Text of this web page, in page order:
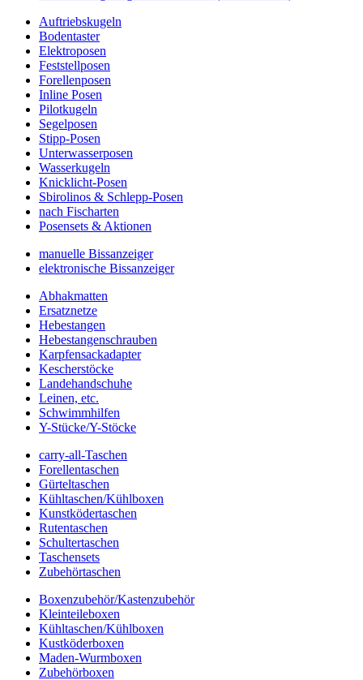
Auftriebskugeln
Bodentaster
Elektroposen
Feststellposen
Forellenposen
Inline Posen
Pilotkugeln
Segelposen
Stipp-Posen
Unterwasserposen
Wasserkugeln
Knicklicht-Posen
Sbirolinos & Schlepp-Posen
nach Fischarten
Posensets & Aktionen
manuelle Bissanzeiger
elektronische Bissanzeiger
Abhakmatten
Ersatznetze
Hebestangen
Hebestangenschrauben
Karpfensackadapter
Kescherstöcke
Landehandschuhe
Leinen, etc.
Schwimmhilfen
Y-Stücke/Y-Stöcke
carry-all-Taschen
Forellentaschen
Gürteltaschen
Kühltaschen/Kühlboxen
Kunstködertaschen
Rutentaschen
Schultertaschen
Taschensets
Zubehörtaschen
Boxenzubehör/Kastenzubehör
Kleinteileboxen
Kühltaschen/Kühlboxen
Kustköderboxen
Maden-Wurmboxen
Zubehörboxen